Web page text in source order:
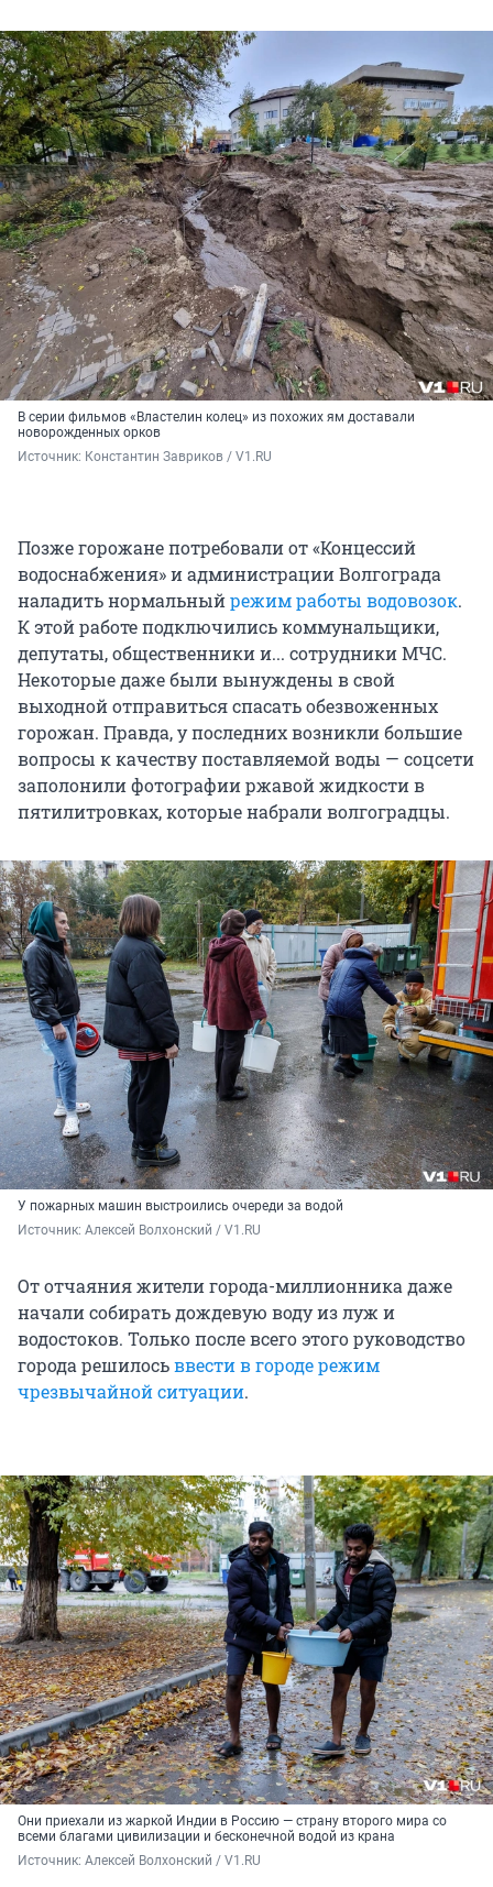
В серии фильмов «Властелин колец» из похожих ям доставали
новорожденных орков
Источник: Константин Завриков / V1.RU
Позже горожане потребовали от «Концессий
водоснабжения» и администрации Волгограда
наладить нормальныйрежим работы водовозок.
К этой работе подключились коммунальщики,
депутаты, общественники и... сотрудники МЧС.
Некоторые даже были вынуждены в свой
выходной отправиться спасать обезвоженных
горожан. Правда, у последних возникли большие
вопросы к качеству поставляемой воды — соцсети
заполонили фотографии ржавой жидкости в
пятилитровках, которые набрали волгоградцы.
У пожарных машин выстроились очереди за водой
Источник: Алексей Волхонский / V1.RU
От отчаяния жители города-миллионника даже
начали собирать дождевую воду из луж и
водостоков. Только после всего этого руководство
города решилосьввести в городе режим
чрезвычайной ситуации.
Они приехали из жаркой Индии в Россию — страну второго мира со
всеми благами цивилизации и бесконечной водой из крана
Источник: Алексей Волхонский / V1.RU